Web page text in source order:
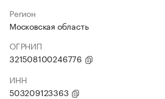
Регион
Московская область
ОГРНИП
321508100246776
ИНН
503209123363